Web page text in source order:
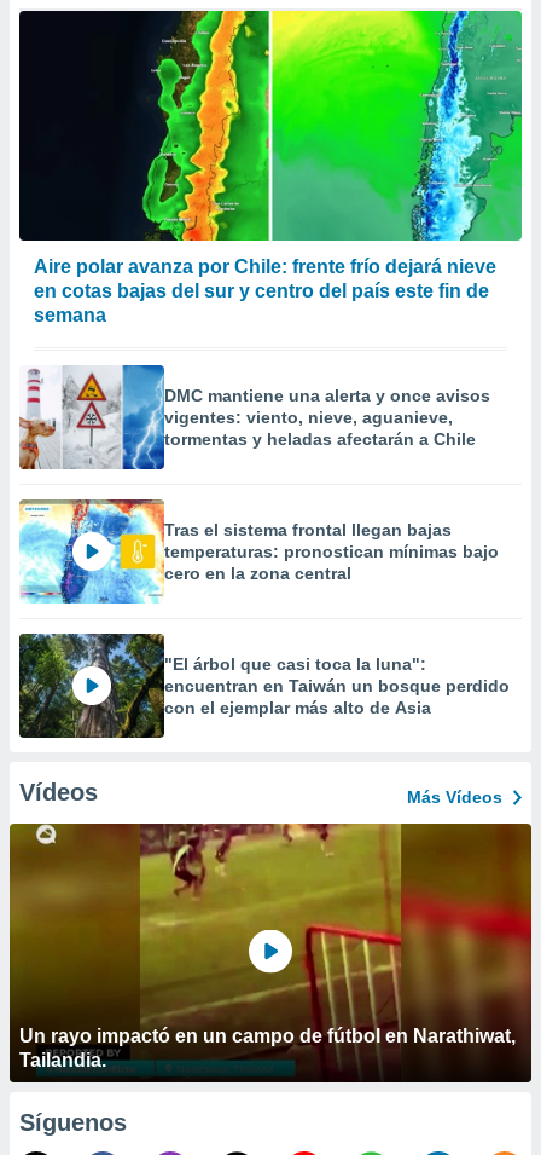
Aire polar avanza por Chile: frente frío dejará nieve
en cotas bajas del sur y centro del país este fin de
semana
DMC mantiene una alerta y once avisos
vigentes: viento, nieve, aguanieve,
tormentas y heladas afectarán a Chile
Tras el sistema frontal llegan bajas
temperaturas: pronostican mínimas bajo
cero en la zona central
"El árbol que casi toca la luna":
encuentran en Taiwán un bosque perdido
con el ejemplar más alto de Asia
Vídeos Más Vídeos
Un rayo impactó en un campo de fútbol en Narathiwat,
Tailandia.
Síguenos